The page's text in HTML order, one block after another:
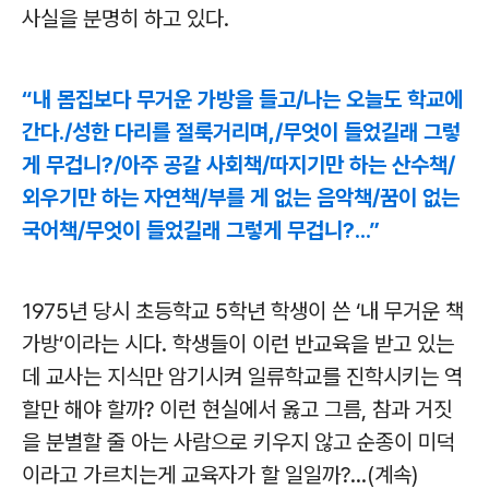
사실을 분명히 하고 있다.
“내 몸집보다 무거운 가방을 들고/나는 오늘도 학교에
간다./성한 다리를 절룩거리며,/무엇이 들었길래 그렇
게 무겁니?/아주 공갈 사회책/따지기만 하는 산수책/
외우기만 하는 자연책/부를 게 없는 음악책/꿈이 없는
국어책/무엇이 들었길래 그렇게 무겁니?...”
1975년 당시 초등학교 5학년 학생이 쓴 ‘내 무거운 책
가방’이라는 시다. 학생들이 이런 반교육을 받고 있는
데 교사는 지식만 암기시켜 일류학교를 진학시키는 역
할만 해야 할까? 이런 현실에서 옳고 그름, 참과 거짓
을 분별할 줄 아는 사람으로 키우지 않고 순종이 미덕
이라고 가르치는게 교육자가 할 일일까?...(계속)